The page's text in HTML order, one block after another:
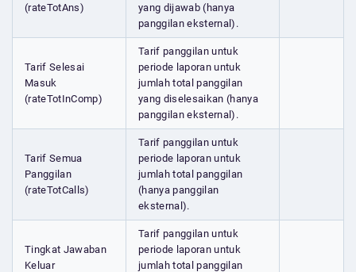
(rateTotAns)
yang dijawab (hanya
panggilan eksternal).
Tarif Selesai
Masuk
(rateTotInComp)
Tarif panggilan untuk
periode laporan untuk
jumlah total panggilan
yang diselesaikan (hanya
panggilan eksternal).
Tarif Semua
Panggilan
(rateTotCalls)
Tarif panggilan untuk
periode laporan untuk
jumlah total panggilan
(hanya panggilan
eksternal).
Tingkat Jawaban
Keluar
Tarif panggilan untuk
periode laporan untuk
jumlah total panggilan